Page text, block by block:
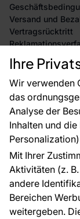
Ihre
Wir verwenden
das
Analyse der
Inhalten und
Mit Ihrer
Aktivitäten (z.
andere
Bereichen
weitergeben.
Versand und
Vertragsrücktritt
Rücksendung von
CE-Zertifizierung
Großhandel
Raumvisualisierung
FÜR SIE
Blog
EU-Projekte
Ratschläge und
FAQ